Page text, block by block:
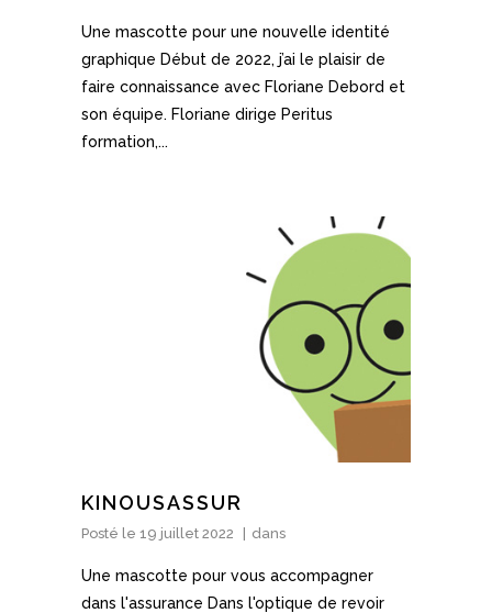
Une mascotte pour une nouvelle identité
graphique Début de 2022, j’ai le plaisir de
faire connaissance avec Floriane Debord et
son équipe. Floriane dirige Peritus
formation,...
KINOUSASSUR
Posté le 19 juillet 2022 dans
Une mascotte pour vous accompagner
dans l'assurance Dans l'optique de revoir